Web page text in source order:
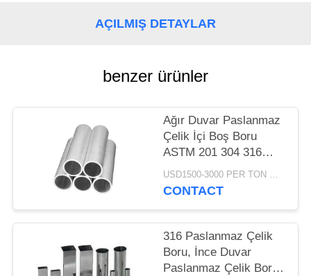
AÇILMIŞ DETAYLAR
benzer ürünler
Ağır Duvar Paslanmaz
Çelik İçi Boş Boru
ASTM 201 304 316
Sınıf Dubleks
USD1500-3000 PER TON MOQ:1TON
CONTACT
316 Paslanmaz Çelik
Boru, İnce Duvar
Paslanmaz Çelik Boru